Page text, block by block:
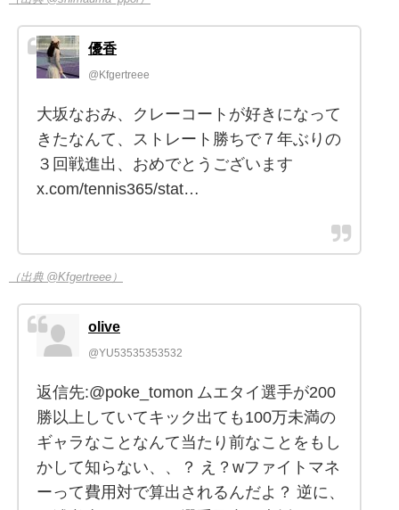
優香
@Kfgertreee
大坂なおみ、クレーコートが好きになって
きたなんて、ストレート勝ちで７年ぶりの
３回戦進出、おめでとうございます
x.com/tennis365/stat…
（出典 @Kfgertreee）
olive
@YU53535353532
返信先:@poke_tomon ムエタイ選手が200
勝以上していてキック出ても100万未満の
ギャラなことなんて当たり前なことをもし
かして知らない、、？ え？wファイトマネ
ーって費用対で算出されるんだよ？ 逆に、